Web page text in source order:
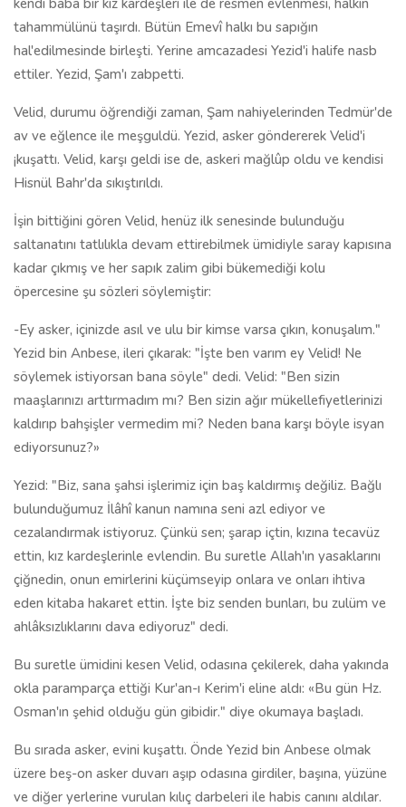
kendi baba bir kız kardeşleri ile de resmen evlenmesi, halkın
tahammülünü taşırdı. Bütün Emevî halkı bu sapığın
hal'edilmesinde birleşti. Yerine amcazadesi Yezid'i halife nasb
ettiler. Yezid, Şam'ı zabpetti.
Velid, durumu öğrendiği zaman, Şam nahiyelerinden Tedmür'de
av ve eğlence ile meşguldü. Yezid, asker göndererek Velid'i
¡kuşattı. Velid, karşı geldi ise de, askeri mağlûp oldu ve kendisi
Hisnül Bahr'da sıkıştırıldı.
İşin bittiğini gören Velid, henüz ilk senesinde bulunduğu
saltanatını tatlılıkla devam ettirebilmek ümidiyle saray kapısına
kadar çıkmış ve her sapık zalim gibi bükemediği kolu
öpercesine şu sözleri söylemiştir:
-Ey asker, içinizde asıl ve ulu bir kimse varsa çıkın, konuşalım."
Yezid bin Anbese, ileri çıkarak: "İşte ben varım ey Velid! Ne
söylemek istiyorsan bana söyle" dedi. Velid: "Ben sizin
maaşlarınızı arttırmadım mı? Ben sizin ağır mükellefiyetlerinizi
kaldırıp bahşişler vermedim mi? Neden bana karşı böyle isyan
ediyorsunuz?»
Yezid: "Biz, sana şahsi işlerimiz için baş kaldırmış değiliz. Bağlı
bulunduğumuz İlâhî kanun namına seni azl ediyor ve
cezalandırmak istiyoruz. Çünkü sen; şarap içtin, kızına tecavüz
ettin, kız kardeşlerinle evlendin. Bu suretle Allah'ın yasaklarını
çiğnedin, onun emirlerini küçümseyip onlara ve onları ihtiva
eden kitaba hakaret ettin. İşte biz senden bunları, bu zulüm ve
ahlâksızlıklarını dava ediyoruz" dedi.
Bu suretle ümidini kesen Velid, odasına çekilerek, daha yakında
okla paramparça ettiği Kur'an-ı Kerim'i eline aldı: «Bu gün Hz.
Osman'ın şehid olduğu gün gibidir." diye okumaya başladı.
Bu sırada asker, evini kuşattı. Önde Yezid bin Anbese olmak
üzere beş-on asker duvarı aşıp odasına girdiler, başına, yüzüne
ve diğer yerlerine vurulan kılıç darbeleri ile habis canını aldılar.